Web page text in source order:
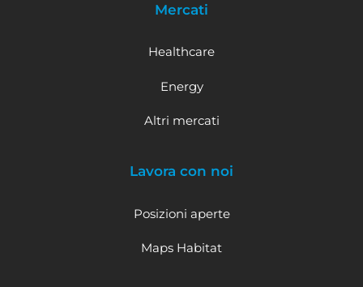
Mercati
Healthcare
Energy
Altri mercati
Lavora con noi
Posizioni aperte
Maps Habitat